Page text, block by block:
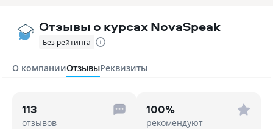
Отзывы о курсах NovaSpeak
Без рейтинга
О компанииОтзывыРеквизиты
113
отзывов
100%
рекомендуют